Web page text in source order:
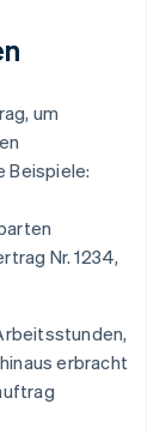
um
Beispiele:
Nr. 1234,
erbracht